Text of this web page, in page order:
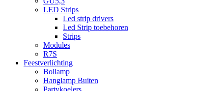
LED Strips
Led strip drivers
Led Strip toebehoren
Strips
Modules
R7S
Feestverlichting
Bollamp
Hanglamp Buiten
Partykoelers